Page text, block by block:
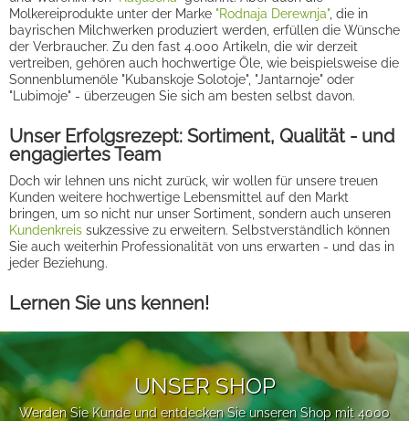
Molkereiprodukte unter der Marke "Rodnaja Derewnja", die in
bayrischen Milchwerken produziert werden, erfüllen die Wünsche
der Verbraucher. Zu den fast 4.000 Artikeln, die wir derzeit
vertreiben, gehören auch hochwertige Öle, wie beispielsweise die
Sonnenblumenöle "Kubanskoje Solotoje", "Jantarnoje" oder
"Lubimoje" - überzeugen Sie sich am besten selbst davon.
Unser Erfolgsrezept: Sortiment, Qualität - und
engagiertes Team
Doch wir lehnen uns nicht zurück, wir wollen für unsere treuen
Kunden weitere hochwertige Lebensmittel auf den Markt
bringen, um so nicht nur unser Sortiment, sondern auch unseren
Kundenkreis sukzessive zu erweitern. Selbstverständlich können
Sie auch weiterhin Professionalität von uns erwarten - und das in
jeder Beziehung.
Lernen Sie uns kennen!
UNSER SHOP
Werden Sie Kunde und entdecken Sie unseren Shop mit 4000